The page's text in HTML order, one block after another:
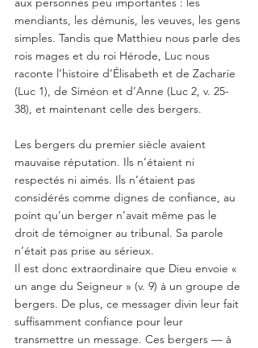
mendiants, les démunis, les veuves, les gens
simples. Tandis que Matthieu nous parle des
rois mages et du roi Hérode, Luc nous
raconte l’histoire d’Élisabeth et de Zacharie
(Luc 1), de Siméon et d’Anne (Luc 2, v. 25-
38), et maintenant celle des bergers.
Les bergers du premier siècle avaient
mauvaise réputation. Ils n’étaient ni
respectés ni aimés. Ils n’étaient pas
considérés comme dignes de confiance, au
point qu’un berger n’avait même pas le
droit de témoigner au tribunal. Sa parole
n’était pas prise au sérieux.
Il est donc extraordinaire que Dieu envoie «
un ange du Seigneur » (v. 9) à un groupe de
bergers. De plus, ce messager divin leur fait
suffisamment confiance pour leur
transmettre un message. Ces bergers — à